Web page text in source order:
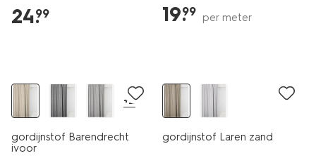
24.
99 19.
99 per meter
+2
gordijnstof Barendrecht
ivoor
gordijnstof Laren zand